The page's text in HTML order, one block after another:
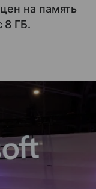
на память
8 ГБ.